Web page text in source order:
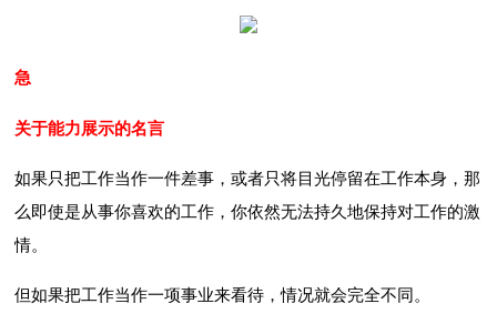
急
关于能力展示的名言
如果只把工作当作一件差事，或者只将目光停留在工作本身，那
么即使是从事你喜欢的工作，你依然无法持久地保持对工作的激
情。
但如果把工作当作一项事业来看待，情况就会完全不同。